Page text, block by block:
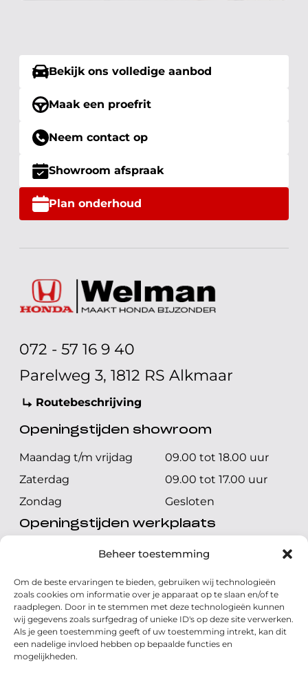
Beheer toestemming
Om de beste ervaringen te bieden, gebruiken wij technologieën
zoals cookies om informatie over je apparaat op te slaan en/of te
raadplegen. Door in te stemmen met deze technologieën kunnen
wij gegevens zoals surfgedrag of unieke ID's op deze site verwerken.
Als je geen toestemming geeft of uw toestemming intrekt, kan dit
een nadelige invloed hebben op bepaalde functies en
mogelijkheden.
Bekijk ons volledige aanbod
Maak een proefrit
Neem contact op
Showroom afspraak
Plan onderhoud
072 - 57 16 9 40
Parelweg 3, 1812 RS Alkmaar
Routebeschrijving
Openingstijden showroom
Maandag t/m vrijdag
09.00 tot 18.00 uur
Zaterdag
09.00 tot 17.00 uur
Zondag
Gesloten
Openingstijden werkplaats
Maandag t/m vrijdag
08.00 tot 17.00 uur
Zondag
Gesloten
Volg ons